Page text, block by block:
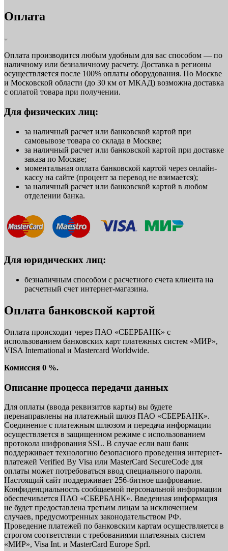
Оплата
Оплата производится любым удобным для вас способом — по
наличному или безналичному расчету. Доставка в регионы
осуществляется после 100% оплаты оборудования. По Москве
и Московской области (до 30 км от МКАД) возможна доставка
с оплатой товара при получении.
Для физических лиц:
за наличный расчет или банковской картой при
самовывозе товара со склада в Москве;
за наличный расчет или банковской картой при доставке
заказа по Москве;
моментальная оплата банковской картой через онлайн-
кассу на сайте (процент за перевод не взимается);
за наличный расчет или банковской картой в любом
отделении банка.
Для юридических лиц:
безналичным способом с расчетного счета клиента на
расчетный счет интернет-магазина.
Оплата банковской картой
Оплата происходит через ПАО «СБЕРБАНК» с
использованием банковских карт платежных систем «МИР»,
VISA International и Mastercard Worldwide.
Комиссия 0 %.
Описание процесса передачи данных
Для оплаты (ввода реквизитов карты) вы будете
перенаправлены на платежный шлюз ПАО «СБЕРБАНК».
Соединение с платежным шлюзом и передача информации
осуществляется в защищенном режиме с использованием
протокола шифрования SSL. В случае если ваш банк
поддерживает технологию безопасного проведения интернет-
платежей Verified By Visa или MasterCard SecureCode для
оплаты может потребоваться ввод специального пароля.
Настоящий сайт поддерживает 256-битное шифрование.
Конфиденциальность сообщаемой персональной информации
обеспечивается ПАО «СБЕРБАНК». Введенная информация
не будет предоставлена третьим лицам за исключением
случаев, предусмотренных законодательством РФ.
Проведение платежей по банковским картам осуществляется в
строгом соответствии с требованиями платежных систем
«МИР», Visa Int. и MasterCard Europe Sprl.